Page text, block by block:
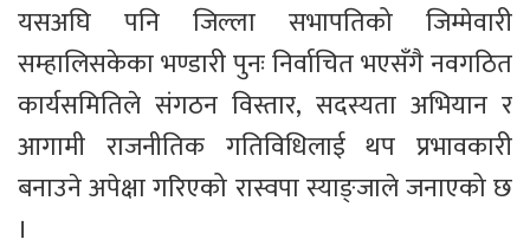
यसअघि पनि जिल्ला सभापतिको जिम्मेवारी
सम्हालिसकेका भण्डारी पुनः निर्वाचित भएसँगै नवगठित
कार्यसमितिले संगठन विस्तार, सदस्यता अभियान र
आगामी राजनीतिक गतिविधिलाई थप प्रभावकारी
बनाउने अपेक्षा गरिएको रास्वपा स्याङ्जाले जनाएको छ
।